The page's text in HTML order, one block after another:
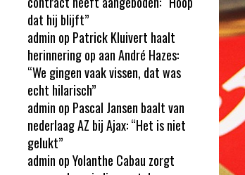
dat hij blijft”
admin op Patrick Kluivert haalt
herinnering op aan André Hazes:
“We gingen vaak vissen, dat was
echt hilarisch”
admin op Pascal Jansen baalt van
nederlaag AZ bij Ajax: “Het is niet
gelukt”
admin opYolanthe Cabau zorgt